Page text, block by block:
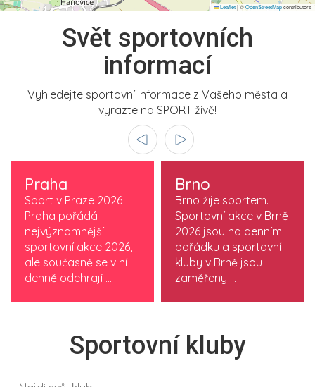
Leaflet|©OpenStreetMapcontributors
Svět sportovních
informací
Vyhledejte sportovní informace z Vašeho města a
vyrazte na SPORT živě!
Praha
Sport v Praze 2026
Praha pořádá
nejvýznamnější
sportovní akce 2026,
ale současně se v ní
denně odehrají ...
Brno
Brno žije sportem.
Sportovní akce v Brně
2026 jsou na denním
pořádku a sportovní
kluby v Brně jsou
zaměřeny ...
Sportovní kluby